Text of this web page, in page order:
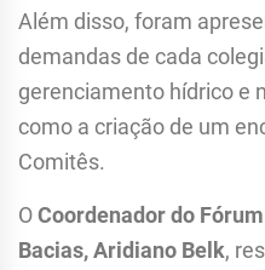
Além disso, foram
demandas de cada
gerenciamento hídrico e
como a criação de um
Comitês.
OCoordenador do
Bacias, Aridiano Belk,